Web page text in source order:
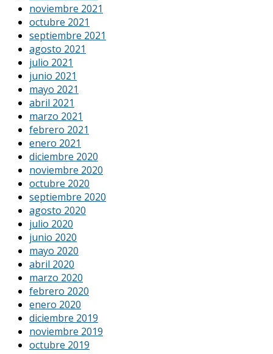
noviembre 2021
octubre 2021
septiembre 2021
agosto 2021
julio 2021
junio 2021
mayo 2021
abril 2021
marzo 2021
febrero 2021
enero 2021
diciembre 2020
noviembre 2020
octubre 2020
septiembre 2020
agosto 2020
julio 2020
junio 2020
mayo 2020
abril 2020
marzo 2020
febrero 2020
enero 2020
diciembre 2019
noviembre 2019
octubre 2019